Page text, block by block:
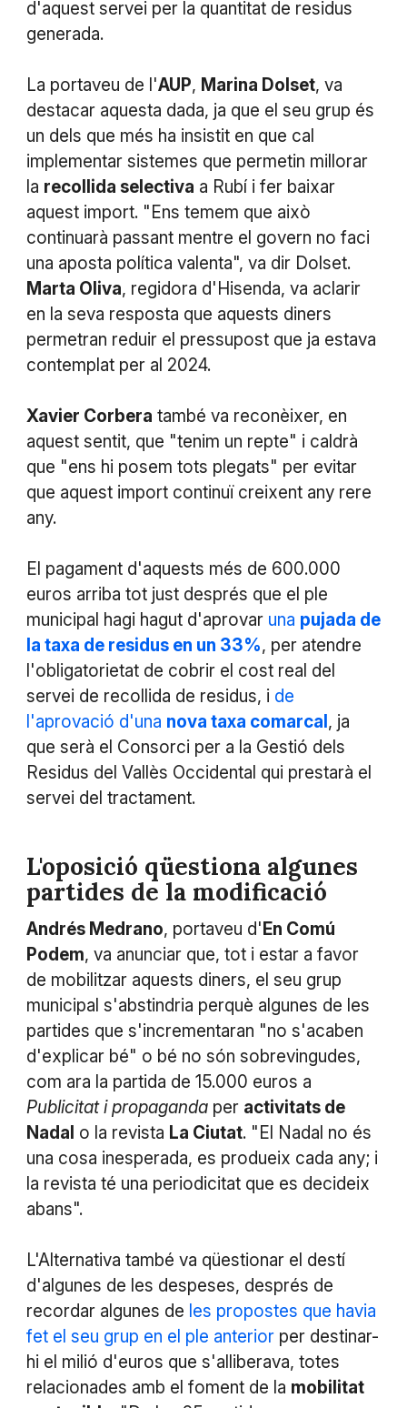
d'aquest servei per la quantitat de residus
generada.
La portaveu de l'AUP, Marina Dolset, va
destacar aquesta dada, ja que el seu grup és
un dels que més ha insistit en que cal
implementar sistemes que permetin millorar
la recollida selectiva a Rubí i fer baixar
aquest import. "Ens temem que això
continuarà passant mentre el govern no faci
una aposta política valenta", va dir Dolset.
Marta Oliva, regidora d'Hisenda, va aclarir
en la seva resposta que aquests diners
permetran reduir el pressupost que ja estava
contemplat per al 2024.
Xavier Corbera també va reconèixer, en
aquest sentit, que "tenim un repte" i caldrà
que "ens hi posem tots plegats" per evitar
que aquest import continuï creixent any rere
any.
El pagament d'aquests més de 600.000
euros arriba tot just després que el ple
municipal hagi hagut d'aprovar una pujada de
la taxa de residus en un 33%, per atendre
l'obligatorietat de cobrir el cost real del
servei de recollida de residus, i de
l'aprovació d'una nova taxa comarcal , ja
que serà el Consorci per a la Gestió dels
Residus del Vallès Occidental qui prestarà el
servei del tractament.
L'oposició qüestiona algunes
partides de la modificació
Andrés Medrano, portaveu d' En Comú
Podem, va anunciar que, tot i estar a favor
de mobilitzar aquests diners, el seu grup
municipal s'abstindria perquè algunes de les
partides que s'incrementaran "no s'acaben
d'explicar bé" o bé no són sobrevingudes,
com ara la partida de 15.000 euros a
Publicitat i propagandaper activitats de
Nadal o la revista La Ciutat. "El Nadal no és
una cosa inesperada, es produeix cada any; i
la revista té una periodicitat que es decideix
abans".
L'Alternativa també va qüestionar el destí
d'algunes de les despeses, després de
recordar algunes de les propostes que havia
fet el seu grup en el ple anteriorper destinar-
hi el milió d'euros que s'alliberava, totes
relacionades amb el foment de la mobilitat